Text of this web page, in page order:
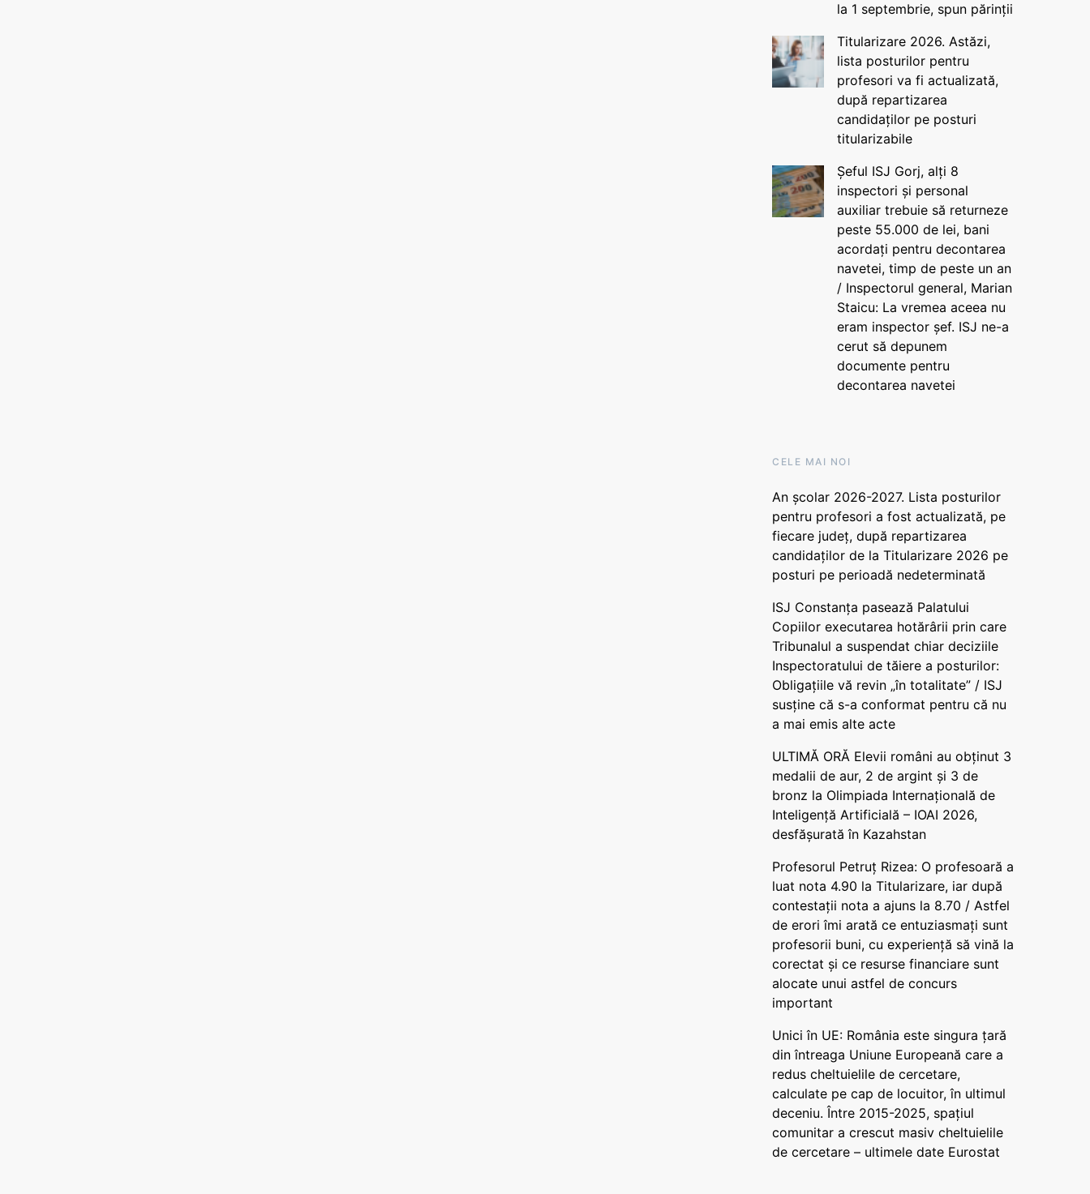
la 1 septembrie, spun părinții
Titularizare 2026. Astăzi,
lista posturilor pentru
profesori va fi actualizată,
după repartizarea
candidaților pe posturi
titularizabile
Șeful ISJ Gorj, alți 8
inspectori și personal
auxiliar trebuie să returneze
peste 55.000 de lei, bani
acordați pentru decontarea
navetei, timp de peste un an
/ Inspectorul general, Marian
Staicu: La vremea aceea nu
eram inspector șef. ISJ ne-a
cerut să depunem
documente pentru
decontarea navetei
CELE MAI NOI
An școlar 2026-2027. Lista posturilor
pentru profesori a fost actualizată, pe
fiecare județ, după repartizarea
candidaților de la Titularizare 2026 pe
posturi pe perioadă nedeterminată
ISJ Constanța pasează Palatului
Copiilor executarea hotărârii prin care
Tribunalul a suspendat chiar deciziile
Inspectoratului de tăiere a posturilor:
Obligațiile vă revin „în totalitate” / ISJ
susține că s-a conformat pentru că nu
a mai emis alte acte
ULTIMĂ ORĂ Elevii români au obținut 3
medalii de aur, 2 de argint și 3 de
bronz la Olimpiada Internațională de
Inteligență Artificială – IOAI 2026,
desfășurată în Kazahstan
Profesorul Petruț Rizea: O profesoară a
luat nota 4.90 la Titularizare, iar după
contestații nota a ajuns la 8.70 / Astfel
de erori îmi arată ce entuziasmați sunt
profesorii buni, cu experiență să vină la
corectat și ce resurse financiare sunt
alocate unui astfel de concurs
important
Unici în UE: România este singura țară
din întreaga Uniune Europeană care a
redus cheltuielile de cercetare,
calculate pe cap de locuitor, în ultimul
deceniu. Între 2015-2025, spațiul
comunitar a crescut masiv cheltuielile
de cercetare – ultimele date Eurostat